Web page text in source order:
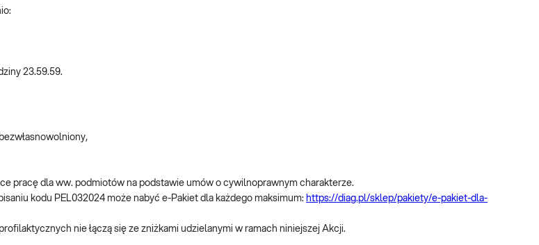
23.59.59.
pracę dla ww. podmiotów na podstawie umów o cywilnoprawnym charakterze.
kodu PEL032024 może nabyć e-Pakiet dla każdego maksimum: https://diag.pl/sklep/pakiety/e-pakiet-dla-
nie łączą się ze zniżkami udzielanymi w ramach niniejszej Akcji.